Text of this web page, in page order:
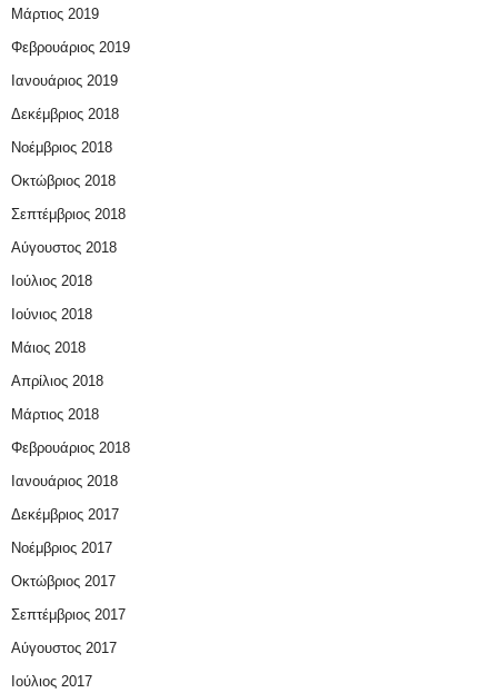
Μάρτιος 2019
Φεβρουάριος 2019
Ιανουάριος 2019
Δεκέμβριος 2018
Νοέμβριος 2018
Οκτώβριος 2018
Σεπτέμβριος 2018
Αύγουστος 2018
Ιούλιος 2018
Ιούνιος 2018
Μάιος 2018
Απρίλιος 2018
Μάρτιος 2018
Φεβρουάριος 2018
Ιανουάριος 2018
Δεκέμβριος 2017
Νοέμβριος 2017
Οκτώβριος 2017
Σεπτέμβριος 2017
Αύγουστος 2017
Ιούλιος 2017